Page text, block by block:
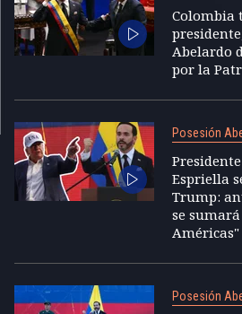
Colombia
Abelardo
por la
Posesión
Espriella
Trump:
se
Américas"
Posesión